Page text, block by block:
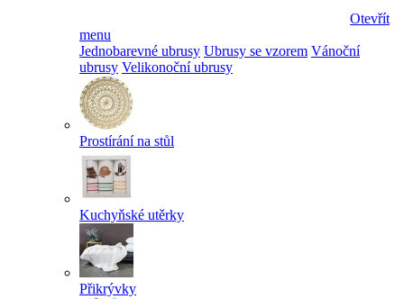
Otevřít
menu
Jednobarevné ubrusy Ubrusy se vzorem Vánoční
ubrusy Velikonoční ubrusy
Prostírání na stůl
Kuchyňské utěrky
Přikrývky